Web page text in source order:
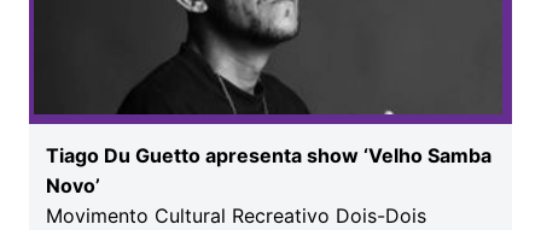
Tiago Du Guetto apresenta show ‘Velho Samba
Novo’
Movimento Cultural Recreativo Dois-Dois